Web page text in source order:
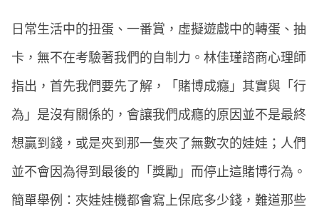
日常生活中的扭蛋、一番賞，虛擬遊戲中的轉蛋、抽
卡，無不在考驗著我們的自制力。林佳瑾諮商心理師
指出，首先我們要先了解，「賭博成癮」其實與「行
為」是沒有關係的，會讓我們成癮的原因並不是最終
想贏到錢，或是夾到那一隻夾了無數次的娃娃；人們
並不會因為得到最後的「獎勵」而停止這賭博行為。
簡單舉例：夾娃娃機都會寫上保底多少錢，難道那些